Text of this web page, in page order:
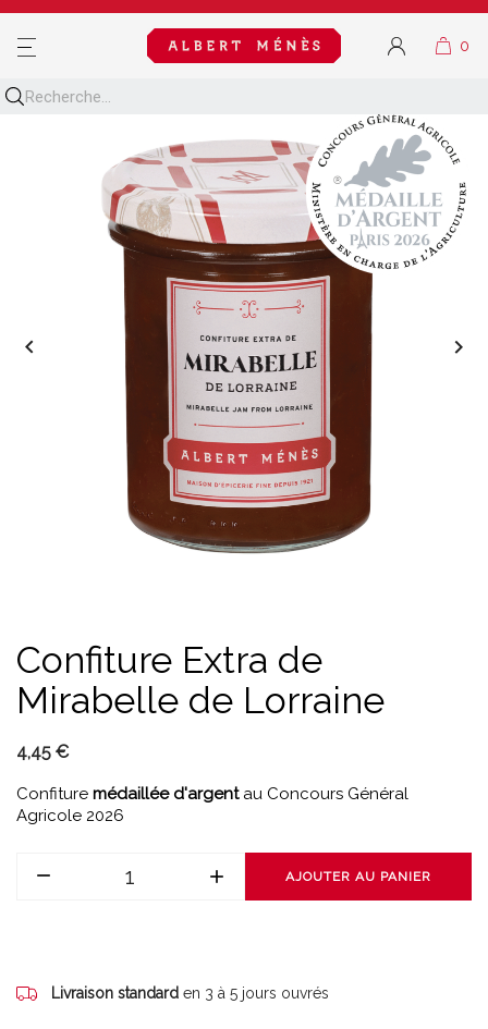
MENU
 
Confiture Extra de
Mirabelle de Lorraine
4,45 €
Confiture médaillée d'argentau Concours Général
Agricole 2026
AJOUTER AU PANIER
Livraison standard en 3 à 5 jours ouvrés